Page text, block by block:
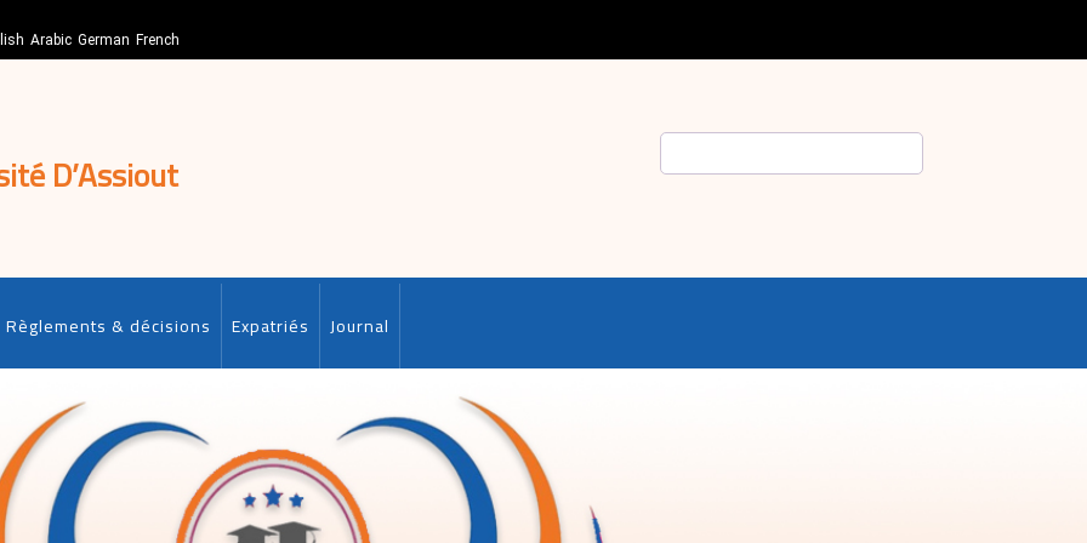
Arabic German French
D’Assiout
Règlements & décisions Expatriés Journal